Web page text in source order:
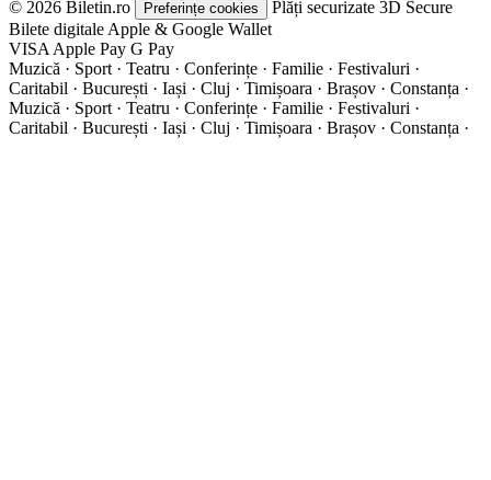
© 2026 Biletin.ro
Preferințe cookies Plăți securizate 3D Secure
Bilete digitale Apple & Google Wallet
VISA Apple Pay G Pay
Muzică · Sport · Teatru · Conferințe · Familie · Festivaluri ·
Caritabil · București · Iași · Cluj · Timișoara · Brașov · Constanța ·
Muzică · Sport · Teatru · Conferințe · Familie · Festivaluri ·
Caritabil · București · Iași · Cluj · Timișoara · Brașov · Constanța ·